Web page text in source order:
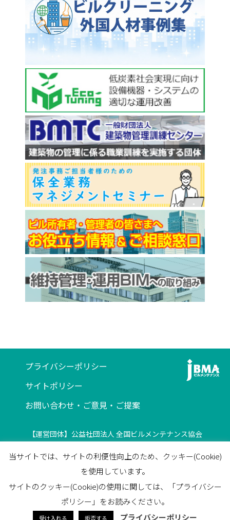
プライバシーポリシー
サイトポリシー
お問い合わせ・ご意見・ご提案
【運営団体】公益社団法人 全国ビルメンテナンス協会
ビルメンテナンス会館5F
03-3805-7560 / FAX 03-3805-7561
facebook
当サイトでは、サイトの利便性向上のため、クッキー(Cookie)
を使用しています。
サイトのクッキー(Cookie)の使用に関しては、「プライバシー
ポリシー」をお読みください。
受け入れる 拒否する プライバシーポリシー